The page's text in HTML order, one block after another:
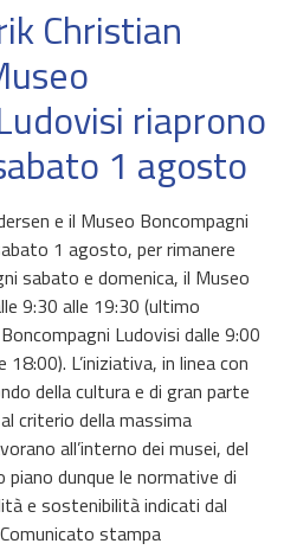
Christian
riaprono
1 agosto
e il Museo Boncompagni
1 agosto, per rimanere
sabato e domenica, il Museo
9:30 alle 19:30 (ultimo
Ludovisi dalle 9:00
L’iniziativa, in linea con
della cultura e di gran parte
criterio della massima
all’interno dei musei, del
piano dunque le normative di
e sostenibilità indicati dal
stampa